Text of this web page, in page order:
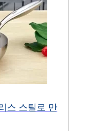
스 스틸로 만